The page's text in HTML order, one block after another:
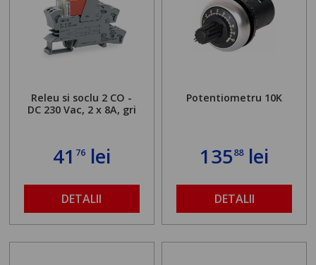
Releu si soclu 2 CO -
DC 230 Vac, 2 x 8A, gri
41 76lei
DETALII
Potentiometru 10K
13588lei
DETALII